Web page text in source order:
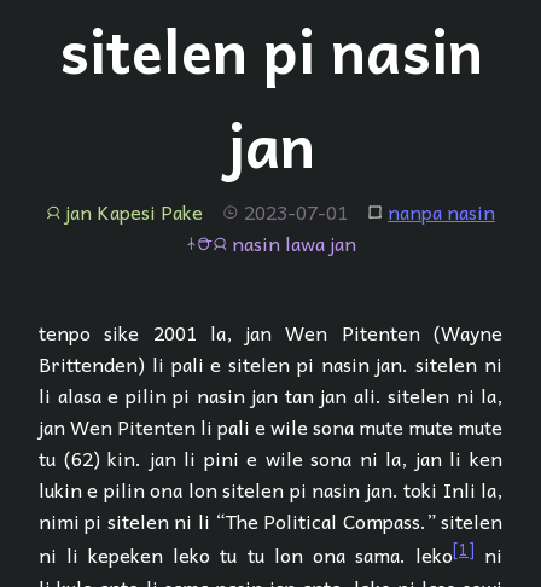
sitelen pi nasin
jan
jan jan Kapesi Pake tenpo 2023-07-01 lipu nanpa nasin
nasin lawa jannasin lawa jan
tenpo sike 2001 la, jan Wen Pitenten (Wayne
Brittenden) li pali e sitelen pi nasin jan. sitelen ni
li alasa e pilin pi nasin jan tan jan ali. sitelen ni la,
jan Wen Pitenten li pali e wile sona mute mute mute
tu (62) kin. jan li pini e wile sona ni la, jan li ken
lukin e pilin ona lon sitelen pi nasin jan. toki Inli la,
nimi pi sitelen ni li “The Political Compass.” sitelen
ni li kepeken leko tu tu lon ona sama. leko[1] ni